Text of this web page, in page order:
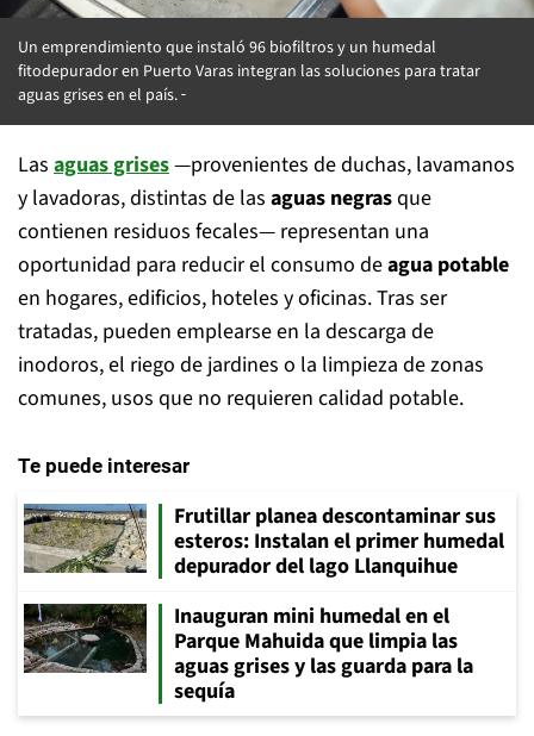
Un emprendimiento que instaló 96 biofiltros y un humedal
fitodepurador en Puerto Varas integran las soluciones para tratar
aguas grises en el país.
Las aguas grises—provenientes de duchas, lavamanos
y lavadoras, distintas de las aguas negrasque
contienen residuos fecales— representan una
oportunidad para reducir el consumo deagua potable
en hogares, edificios, hoteles y oficinas. Tras ser
tratadas, pueden emplearse en la descarga de
inodoros, el riego de jardines o la limpieza de zonas
comunes, usos que no requieren calidad potable.
Te puede interesar
Frutillar planea descontaminar sus
esteros: Instalan el primer humedal
depurador del lago Llanquihue
Inauguran mini humedal en el
Parque Mahuida que limpia las
aguas grises y las guarda para la
sequía